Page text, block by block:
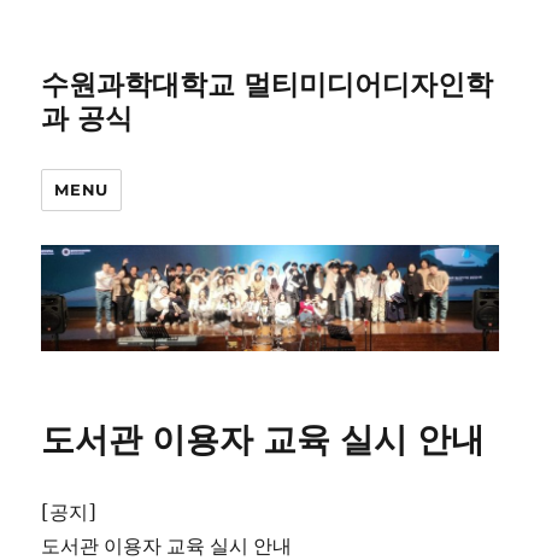
수원과학대학교 멀티미디어디자인학
과 공식
MENU
도서관 이용자 교육 실시 안내
[공지]
도서관 이용자 교육 실시 안내